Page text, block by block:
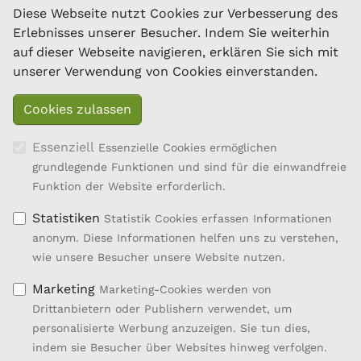
Diese Webseite nutzt Cookies zur Verbesserung des
Erlebnisses unserer Besucher. Indem Sie weiterhin
auf dieser Webseite navigieren, erklären Sie sich mit
unserer Verwendung von Cookies einverstanden.
Essenziell Essenzielle Cookies ermöglichen
grundlegende Funktionen und sind für die einwandfreie
Funktion der Website erforderlich.
Statistiken Statistik Cookies erfassen Informationen
anonym. Diese Informationen helfen uns zu verstehen,
wie unsere Besucher unsere Website nutzen.
Marketing Marketing-Cookies werden von
Drittanbietern oder Publishern verwendet, um
personalisierte Werbung anzuzeigen. Sie tun dies,
indem sie Besucher über Websites hinweg verfolgen.
Ziegen
Dresdner Straße 89/B1/18
1200 Wien
Tel.: 01/334 17 21-40
Entwicklung des ländlichen Raums